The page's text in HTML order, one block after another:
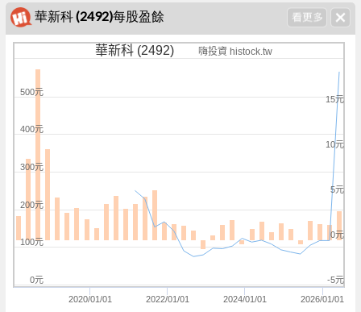
華新科 (2492)每股盈餘
華新科 (2492) 嗨投資 histock.tw
2020/01/01 2022/01/01 2024/01/01 2026/01/01
-5元
0元
5元
10元
15元
0元
100元
200元
300元
400元
500元